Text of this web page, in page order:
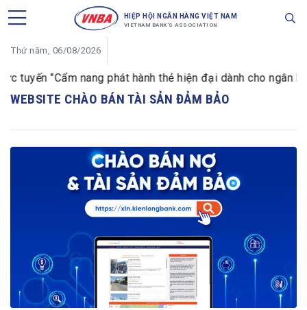
HIỆP HỘI NGÂN HÀNG VIỆT NAM
VIETNAM BANK'S ASSOCIATION
Thứ năm, 06/08/2026
tuyến "Cẩm nang phát hành thẻ hiện đại dành cho ngân
WEBSITE CHÀO BÁN TÀI SẢN ĐẢM BẢO